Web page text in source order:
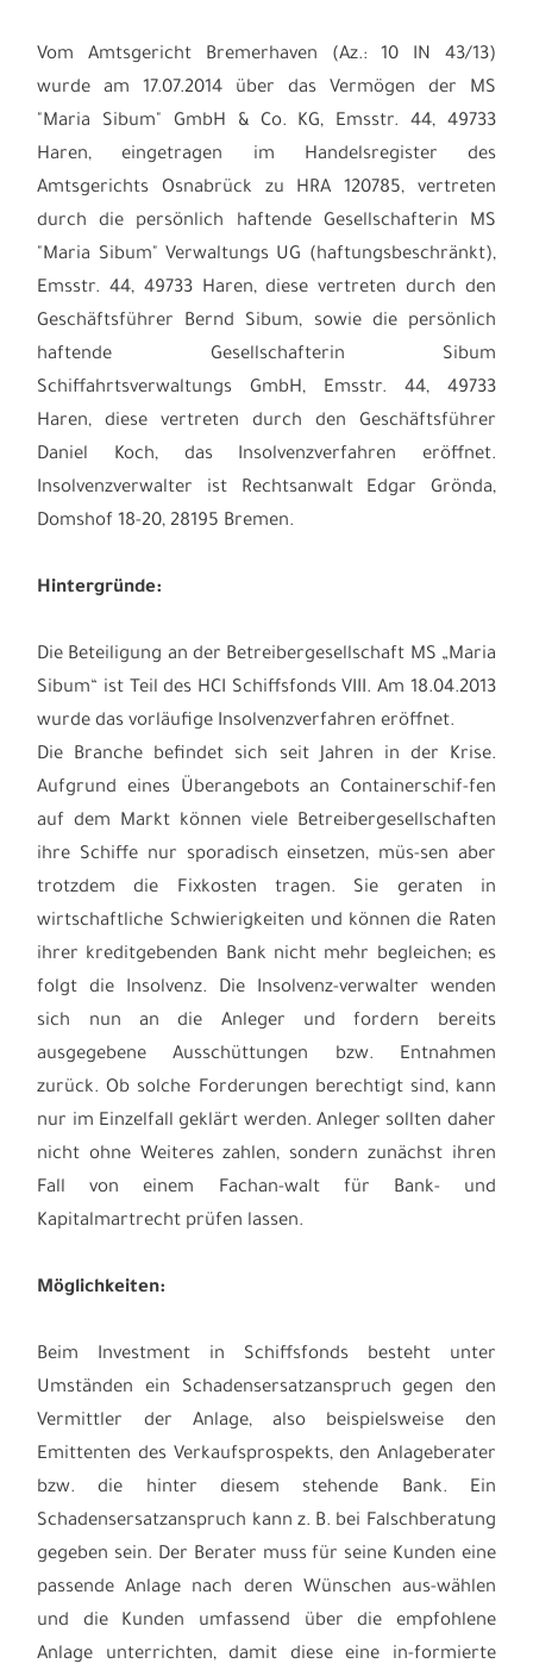
Vom Amtsgericht Bremerhaven (Az.: 10 IN 43/13)
wurde am 17.07.2014 über das Vermögen der MS
"Maria Sibum" GmbH & Co. KG, Emsstr. 44, 49733
Haren, eingetragen im Handelsregister des
Amtsgerichts Osnabrück zu HRA 120785, vertreten
durch die persönlich haftende Gesellschafterin MS
"Maria Sibum" Verwaltungs UG (haftungsbeschränkt),
Emsstr. 44, 49733 Haren, diese vertreten durch den
Geschäftsführer Bernd Sibum, sowie die persönlich
haftende Gesellschafterin Sibum
Schiffahrtsverwaltungs GmbH, Emsstr. 44, 49733
Haren, diese vertreten durch den Geschäftsführer
Daniel Koch, das Insolvenzverfahren eröffnet.
Insolvenzverwalter ist Rechtsanwalt Edgar Grönda,
Domshof 18-20, 28195 Bremen.
Hintergründe:
Die Beteiligung an der Betreibergesellschaft MS „Maria
Sibum“ ist Teil des HCI Schiffsfonds VIII. Am 18.04.2013
wurde das vorläufige Insolvenzverfahren eröffnet.
Die Branche befindet sich seit Jahren in der Krise.
Aufgrund eines Überangebots an Containerschif-fen
auf dem Markt können viele Betreibergesellschaften
ihre Schiffe nur sporadisch einsetzen, müs-sen aber
trotzdem die Fixkosten tragen. Sie geraten in
wirtschaftliche Schwierigkeiten und können die Raten
ihrer kreditgebenden Bank nicht mehr begleichen; es
folgt die Insolvenz. Die Insolvenz-verwalter wenden
sich nun an die Anleger und fordern bereits
ausgegebene Ausschüttungen bzw. Entnahmen
zurück. Ob solche Forderungen berechtigt sind, kann
nur im Einzelfall geklärt werden. Anleger sollten daher
nicht ohne Weiteres zahlen, sondern zunächst ihren
Fall von einem Fachan-walt für Bank- und
Kapitalmartrecht prüfen lassen.
Möglichkeiten:
Beim Investment in Schiffsfonds besteht unter
Umständen ein Schadensersatzanspruch gegen den
Vermittler der Anlage, also beispielsweise den
Emittenten des Verkaufsprospekts, den Anlageberater
bzw. die hinter diesem stehende Bank. Ein
Schadensersatzanspruch kann z. B. bei Falschberatung
gegeben sein. Der Berater muss für seine Kunden eine
passende Anlage nach deren Wünschen aus-wählen
und die Kunden umfassend über die empfohlene
Anlage unterrichten, damit diese eine in-formierte